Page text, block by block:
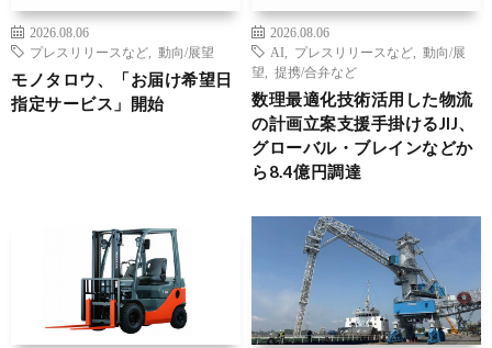
2026.08.06
プレスリリースなど
動向/展望
モノタロウ、「お届け希望日
指定サービス」開始
2026.08.06
AI
プレスリリースなど
動向/展
望
提携/合弁など
数理最適化技術活用した物流
の計画立案支援手掛けるJIJ、
グローバル・ブレインなどか
ら8.4億円調達